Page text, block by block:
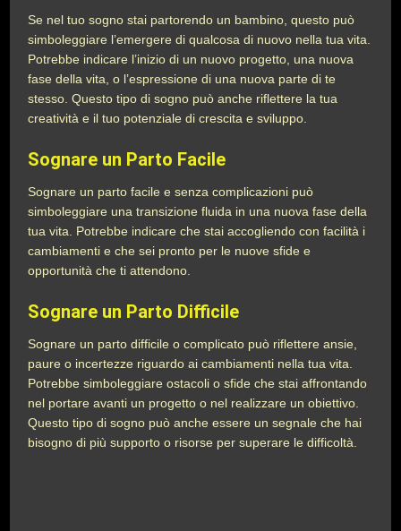
Se nel tuo sogno stai partorendo un bambino, questo può
simboleggiare l’emergere di qualcosa di nuovo nella tua vita.
Potrebbe indicare l’inizio di un nuovo progetto, una nuova
fase della vita, o l’espressione di una nuova parte di te
stesso. Questo tipo di sogno può anche riflettere la tua
creatività e il tuo potenziale di crescita e sviluppo.
Sognare un Parto Facile
Sognare un parto facile e senza complicazioni può
simboleggiare una transizione fluida in una nuova fase della
tua vita. Potrebbe indicare che stai accogliendo con facilità i
cambiamenti e che sei pronto per le nuove sfide e
opportunità che ti attendono.
Sognare un Parto Difficile
Sognare un parto difficile o complicato può riflettere ansie,
paure o incertezze riguardo ai cambiamenti nella tua vita.
Potrebbe simboleggiare ostacoli o sfide che stai affrontando
nel portare avanti un progetto o nel realizzare un obiettivo.
Questo tipo di sogno può anche essere un segnale che hai
bisogno di più supporto o risorse per superare le difficoltà.